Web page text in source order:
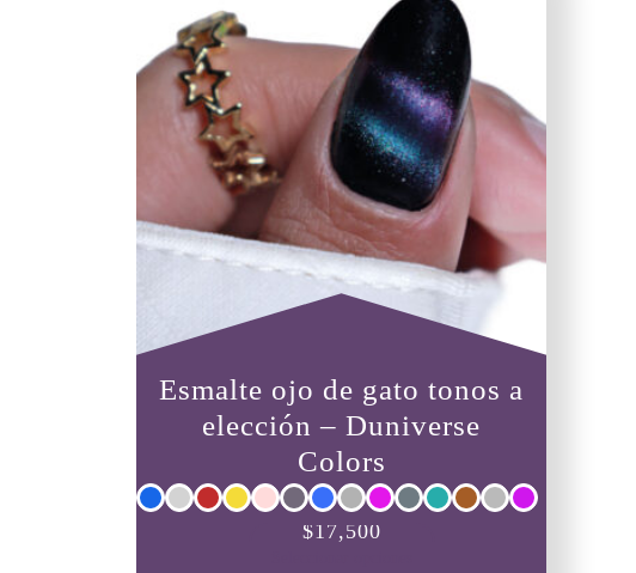
Esmalte ojo de gato tonos a
elección – Duniverse
Colors
$17,500
Este